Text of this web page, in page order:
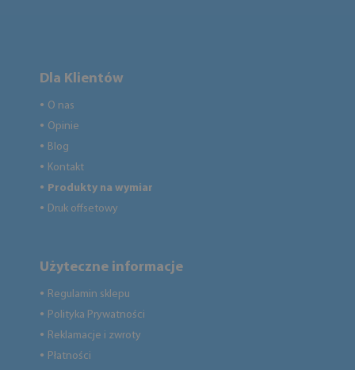
Dla Klientów
● O nas
● Opinie
● Blog
● Kontakt
● Produkty na wymiar
● Druk offsetowy
Użyteczne informacje
● Regulamin sklepu
● Polityka Prywatności
● Reklamacje i zwroty
● Płatności